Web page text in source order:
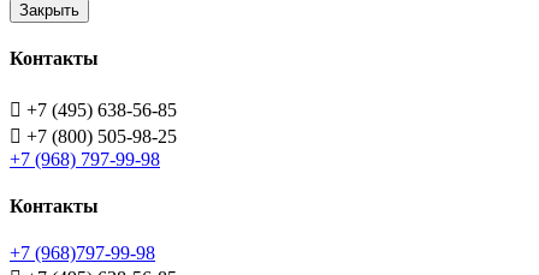
Закрыть
Контакты
 +7 (495) 638-56-85
 +7 (800) 505-98-25
+7 (968) 797-99-98
Контакты
+7 (968)797-99-98